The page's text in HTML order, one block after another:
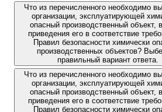
Что из перечисленного необходимо
организации, эксплуатирующей
опасный производственный объект,
приведения его в соответствие
Правил безопасности химически
производственных объектов?
правильный вариант ответа.
Что из перечисленного необходимо
организации, эксплуатирующей
опасный производственный объект,
приведения его в соответствие
Правил безопасности химически